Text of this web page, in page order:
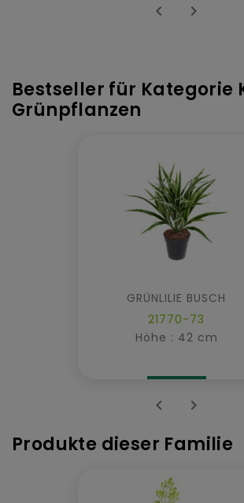
 
Bestseller für Kategorie
Grünpflanzen
GRÜNLILIE BUSCH
21770-73
Höhe : 42 cm
 
Produkte dieser Familie